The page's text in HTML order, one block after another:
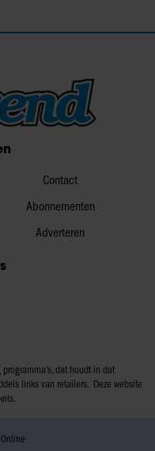
Contact
Abonnementen
Adverteren
dat houdt in dat
links van retailers. Deze website